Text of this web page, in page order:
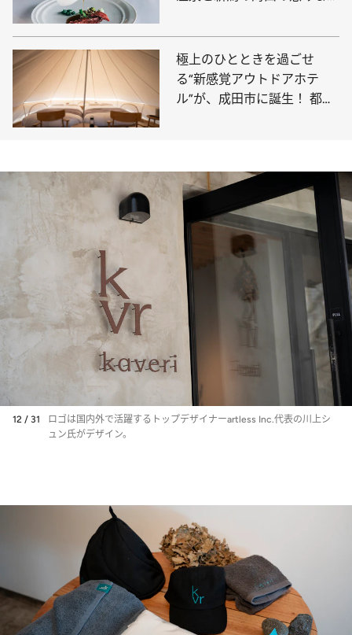
養えば、心も体も元気にな
る！
極上のひとときを過ごせ
る“新感覚アウトドアホテ
ル”が、成田市に誕生！ 都心
12 / 31
ロゴは国内外で活躍するトップデザイナーartless Inc.代表の川上シ
ュン氏がデザイン。